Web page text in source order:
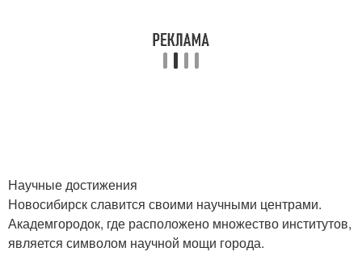
Научные достижения
Новосибирск славится своими научными центрами.
Академгородок, где расположено множество институтов,
является символом научной мощи города.